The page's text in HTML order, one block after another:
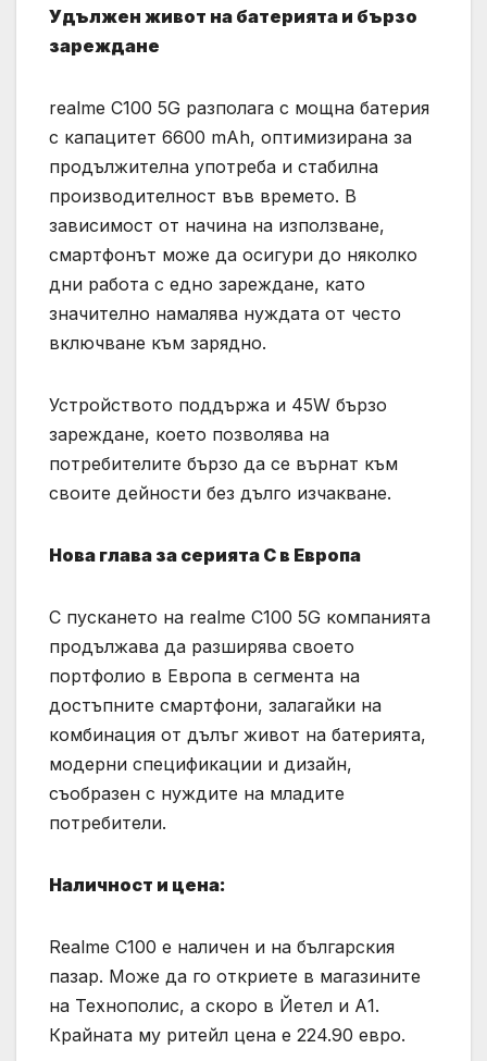
Удължен живот на батерията и бързо
зареждане
realme C100 5G разполага с мощна батерия
с капацитет 6600 mAh, оптимизирана за
продължителна употреба и стабилна
производителност във времето. В
зависимост от начина на използване,
смартфонът може да осигури до няколко
дни работа с едно зареждане, като
значително намалява нуждата от често
включване към зарядно.
Устройството поддържа и 45W бързо
зареждане, което позволява на
потребителите бързо да се върнат към
своите дейности без дълго изчакване.
Нова глава за серията C в Европа
С пускането на realme C100 5G компанията
продължава да разширява своето
портфолио в Европа в сегмента на
достъпните смартфони, залагайки на
комбинация от дълъг живот на батерията,
модерни спецификации и дизайн,
съобразен с нуждите на младите
потребители.
Наличност и цена:
Realme C100 е наличен и на българския
пазар. Може да го откриете в магазините
на Технополис, а скоро в Йетел и А1.
Крайната му ритейл цена е 224.90 евро.